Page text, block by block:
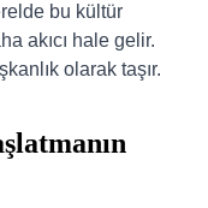
bu kültür
akıcı hale gelir.
olarak taşır.